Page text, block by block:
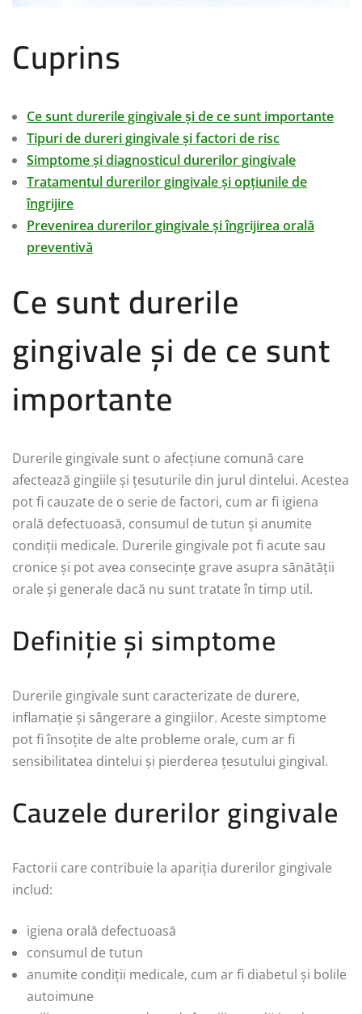
Cuprins
Ce sunt durerile gingivale și de ce sunt importante
Tipuri de dureri gingivale și factori de risc
Simptome și diagnosticul durerilor gingivale
Tratamentul durerilor gingivale și opțiunile de
îngrijire
Prevenirea durerilor gingivale și îngrijirea orală
preventivă
Ce sunt durerile
gingivale și de ce sunt
importante
Durerile gingivale sunt o afecțiune comună care
afectează gingiile și țesuturile din jurul dintelui. Acestea
pot fi cauzate de o serie de factori, cum ar fi igiena
orală defectuoasă, consumul de tutun și anumite
condiții medicale. Durerile gingivale pot fi acute sau
cronice și pot avea consecințe grave asupra sănătății
orale și generale dacă nu sunt tratate în timp util.
Definiție și simptome
Durerile gingivale sunt caracterizate de durere,
inflamație și sângerare a gingiilor. Aceste simptome
pot fi însoțite de alte probleme orale, cum ar fi
sensibilitatea dintelui și pierderea țesutului gingival.
Cauzele durerilor gingivale
Factorii care contribuie la apariția durerilor gingivale
includ:
igiena orală defectuoasă
consumul de tutun
anumite condiții medicale, cum ar fi diabetul și bolile
autoimune